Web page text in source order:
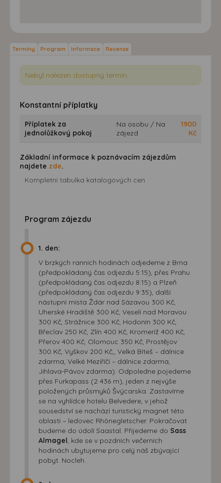
Termíny Program Informace Recenze
Nebyl nalezen dostupný termín.
Konstantní příplatky
Příplatek za
jednolůžkový pokoj
Na osobu / Na
zájezd
1900
Kč
Základní informace k poznávacím zájezdům
najdete zde.
Kompletní tabulka katalogových cen
Program zájezdu
1. den:
V brzkých ranních hodinách odjedeme z Brna
(předpokládaný čas odjezdu 5:15), přes Prahu
(předpokládaný čas odjezdu 8:15) a Plzeň
(předpokládaný čas odjezdu 9:35), další
nástupní místa Ždár nad Sázavou 300 Kč,
Uherské Hradiště 300 Kč, Veselí nad Moravou
300 Kč, Strážnice 300 Kč, Hodonín 300 Kč,
Břeclav 250 Kč, Zlín 400 Kč, Kromeríž 400 Kč,
Přerov 400 Kč, Olomouc 350 Kč, Prostějov
300 Kč, Vyškov 200 Kč,, Velká Bíteš – dálnice
zdarma, Velké Meziříčí – dálnice zdarma,
Jihlava-Pávov zdarma). Odpoledne pojedeme
přes Furkapass (2 436 m), jeden z nejvýše
položených průsmyků Švýcarska. Zastavíme
se na vyhlídce hotelu Belvedere, v jehož
sousedství se nachází turistický magnet této
oblasti – ledovec Rhônegletscher. Pokračovat
budeme do údolí Saastal. Přijedeme do Sass
Almagel , kde se v pozdních večerních
hodinách ubytujeme pro celý náš zbývající
pobyt. Nocleh.